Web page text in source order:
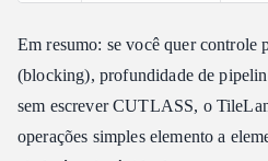
Em resumo: se você quer controle
(blocking), profundidade de
sem escrever CUTLASS, o
operações simples elemento a